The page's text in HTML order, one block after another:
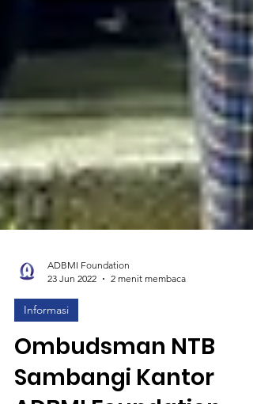
ADBMI Foundation
23 Jun 2022
Informasi
Ombudsman NTB